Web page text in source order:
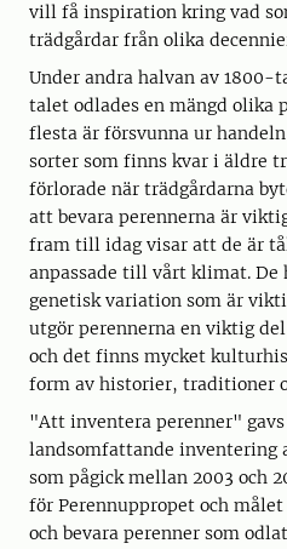
vill få inspiration kring vad
trädgårdar från olika
Under andra halvan av 1800-
talet odlades en mängd olika
flesta är försvunna ur
sorter som finns kvar i äldre
förlorade när trädgårdarna
att bevara perennerna är
fram till idag visar att de är
anpassade till vårt klimat. De
genetisk variation som är
utgör perennerna en viktig
och det finns mycket
form av historier, traditioner
"Att inventera perenner"
landsomfattande inventering
som pågick mellan 2003 och
för Perennuppropet och
och bevara perenner som